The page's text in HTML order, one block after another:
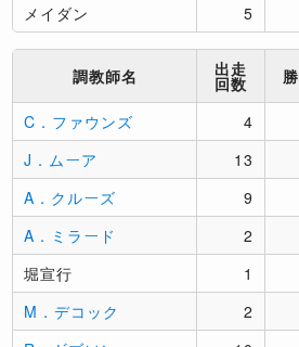
メイダン
5
調教師名 出走
回数
C．ファウンズ 4
J．ムーア
13
A．クルーズ
9
A．ミラード
2
堀宣行
1
M．デコック
2